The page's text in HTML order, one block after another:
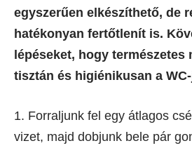
egyszerűen elkészíthető, de
hatékonyan fertőtlenít is.
lépéseket, hogy természetes
tisztán és higiénikusan a
1. Forraljunk fel egy átlagos
vizet, majd dobjunk bele pár